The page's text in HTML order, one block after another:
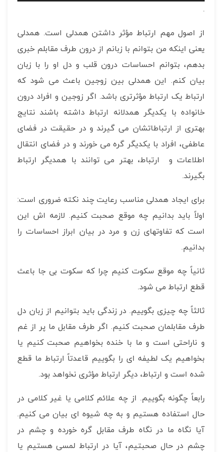
.
از اصول مهم ارتباط مؤثر داشتن همدلی است. همدلی
یعنی اینکه من بتوانم با زبانم از درون طرف مقابلم خبری
بدهم، بتوانم احساسات درون قلب و دل او را با زبان
بیان کنم. این همدلی بین زوجین باعث می شود که
ارتباط یک ارتباط مؤثرتری باشد. اگر زوجین و افراد درون
خانواده با یکدیگر همدلانه ارتباط داشته باشند نتایج
بهتری از ارتباطاتشان می گیرند و در حقیقت در فضای
عاطفی، افراد با یکدیگر گره می خورند و در فضای انتقال
اطلاعات و ارتباط، بهتر می توانند با همدیگر ارتباط
بگیرند.
برای ایجاد همدلی مناسب رعایت چند نکته ضروری است:
اولاً باید بدانیم چه موقع صحبت کنیم. لازمه اش این
است که تفاوتهای زن و مرد در بیان ابراز احساسات را
بدانیم.
ثانیاً چه موقع سکوت کنیم چرا که سکوت بی جا باعث
قطع ارتباط می شود.
ثالثاً چه چیزی بگوییم. در زندگی باید بتوانیم از زبان دل
طرف مقابلمان صحبت کنیم. اگر طرف مقابل ما پر از غم
و ناراحتی است و ما با خنده بخواهیم صحبت کنیم یا
بخواهیم یک لطیفه ای را بگوییم قاعدتاً ارتباط ما قطع
شده است و ارتباط، دیگر ارتباط مؤثری نخواهد بود.
رابعاً چگونه بگوییم. از چه علائم کلامی یا غیر کلامی در
حال استفاده هستیم و به چه شیوه ای بیان می کنیم.
آیا نگاه ما در نگاه طرف مقابل گره خورده و چشم در
چشم در حال صحبتیم، آیا در ارتباط لمسی هستیم یا